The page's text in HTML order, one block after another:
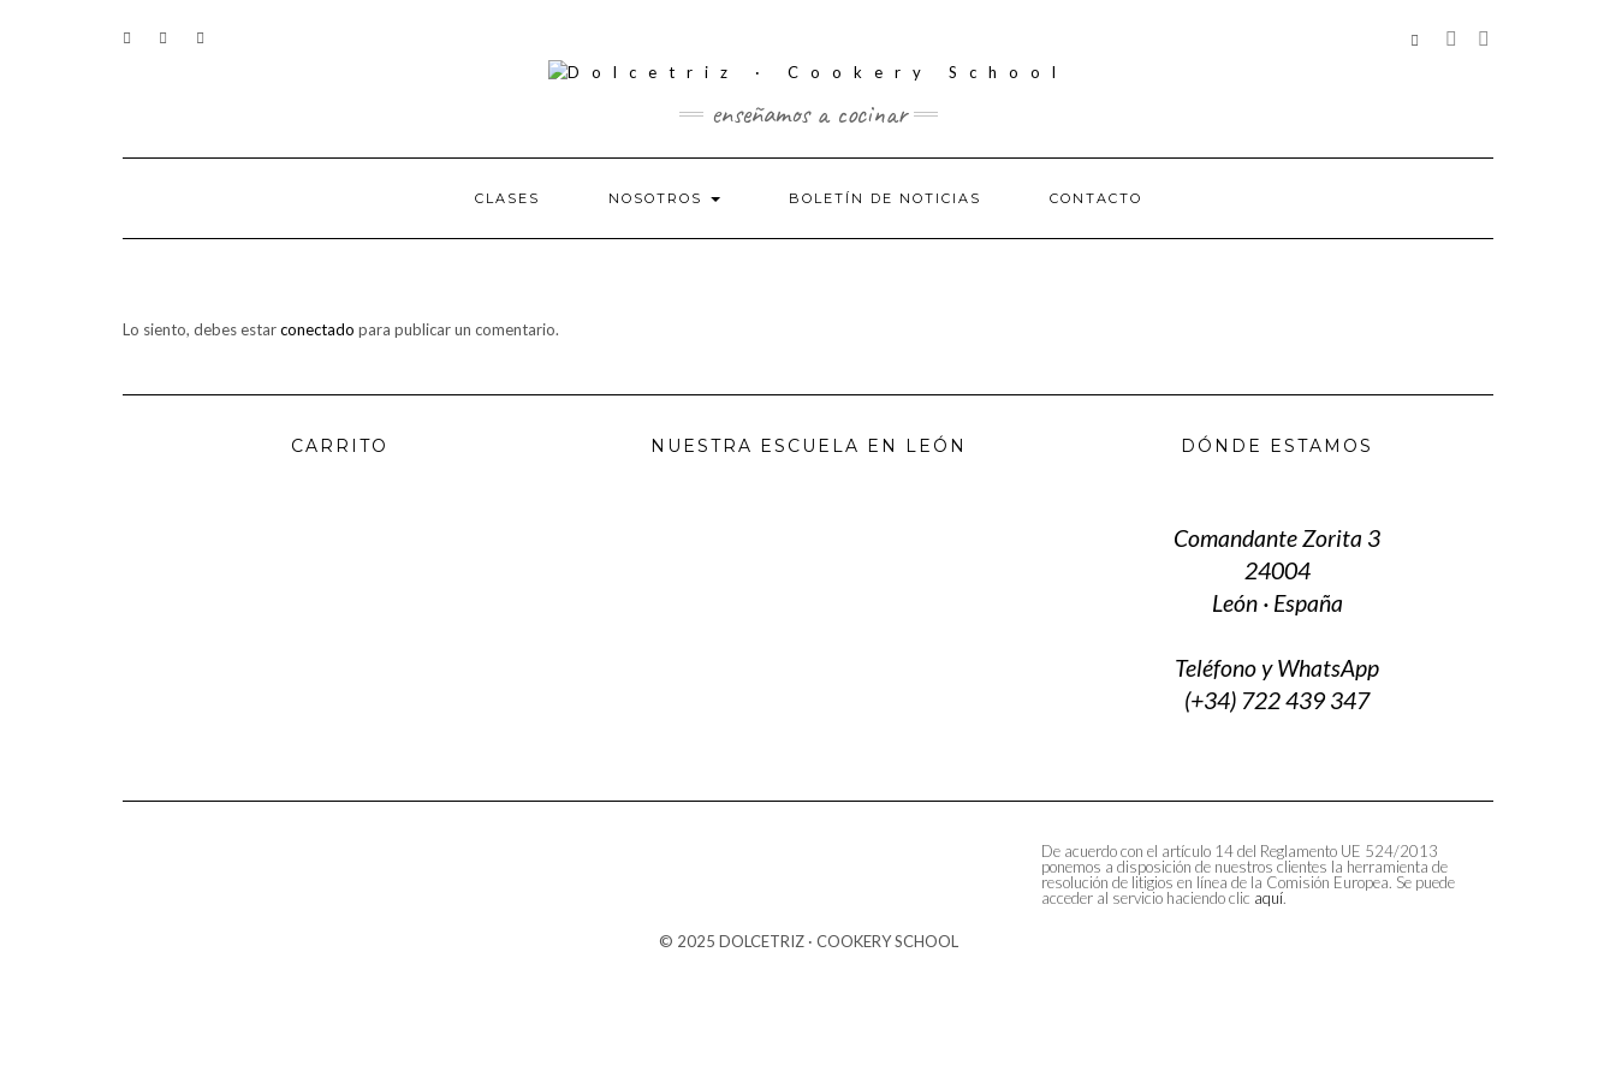
CONTACTO
REDES
SOCIALES
enseñamos a cocinar
CLASES NOSOTROS BOLETÍN DE NOTICIAS CONTACTO
Lo siento, debes estarconectado para publicar un comentario.
CARRITO NUESTRA ESCUELA EN LEÓN DÓNDE ESTAMOS
Comandante Zorita 3
24004
León · España
Teléfono y WhatsApp
(+34) 722 439 347
De acuerdo con el artículo 14 del Reglamento UE 524/2013
ponemos a disposición de nuestros clientes la herramienta de
resolución de litigios en línea de la Comisión Europea. Se puede
acceder al servicio haciendo clic aquí.
© 2025 DOLCETRIZ · COOKERY SCHOOL